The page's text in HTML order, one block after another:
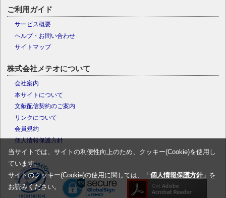
ご利用ガイド
サービス概要
ヘルプ・お問い合わせ
サイトマップ
株式会社メテオについて
会社案内
本サイトについて
文献配信契約のご案内
リンクについて
会員規約
個人情報保護方針
当サイトでは、サイトの利便性向上のため、クッキー(Cookie)を使用し
ています。
サイトのクッキー(Cookie)の使用に関しては、「 個人情報保護方針」を
お読みください。